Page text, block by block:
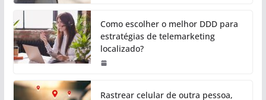
Como escolher o melhor DDD para
estratégias de telemarketing
localizado?
Rastrear celular de outra pessoa,